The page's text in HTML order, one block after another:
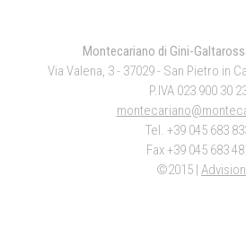
Montecariano di Gini-
Via Valena, 3 - 37029 - San Pietro in
P.IVA 023 900 30
Tel. +39 045 683
Fax +39 045 683
©2015 | Advision